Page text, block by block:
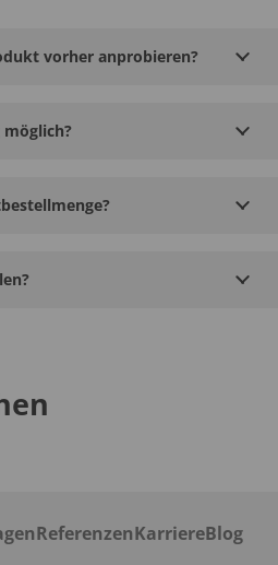
vorher anprobieren?
möglich?
ReferenzenKarriereBlog